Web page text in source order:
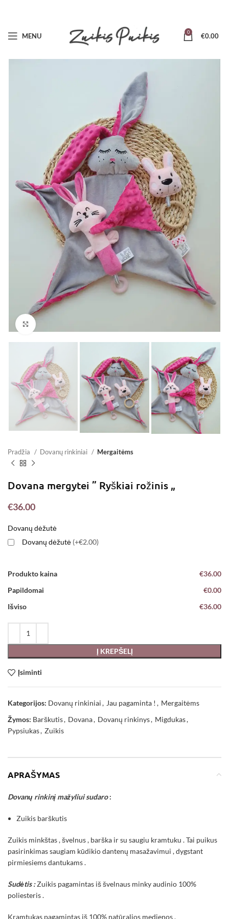
MENU 0 €0.00
Pradžia Dovanų rinkiniai Mergaitėms
Dovana mergytei ” Ryškiai rožinis „
€36.00
Dovanų dėžutė
Dovanų dėžutė (+€2.00)
Produkto kaina
€36.00
Papildomai
€0.00
Išviso
€36.00
Į KREPŠELĮ
Įsiminti
Kategorijos: Dovanų rinkiniai, Jau pagaminta ! , Mergaitėms
Žymos: Barškutis, Dovana, Dovanų rinkinys, Migdukas,
Pypsiukas, Zuikis
APRAŠYMAS
Dovanų rinkinį mažyliui sudaro:
Zuikis barškutis
Zuikis minkštas , švelnus , barška ir su saugiu kramtuku . Tai puikus
pasirinkimas saugiam kūdikio dantenų masažavimui , dygstant
pirmiesiems dantukams .
Sudėtis :Zuikis pagamintas iš švelnaus minky audinio 100%
poliesteris .
Kramtukas pagamintas iš 100% natūralios medienos .